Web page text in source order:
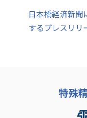
日本橋経済新聞
するプレスリリ
特殊